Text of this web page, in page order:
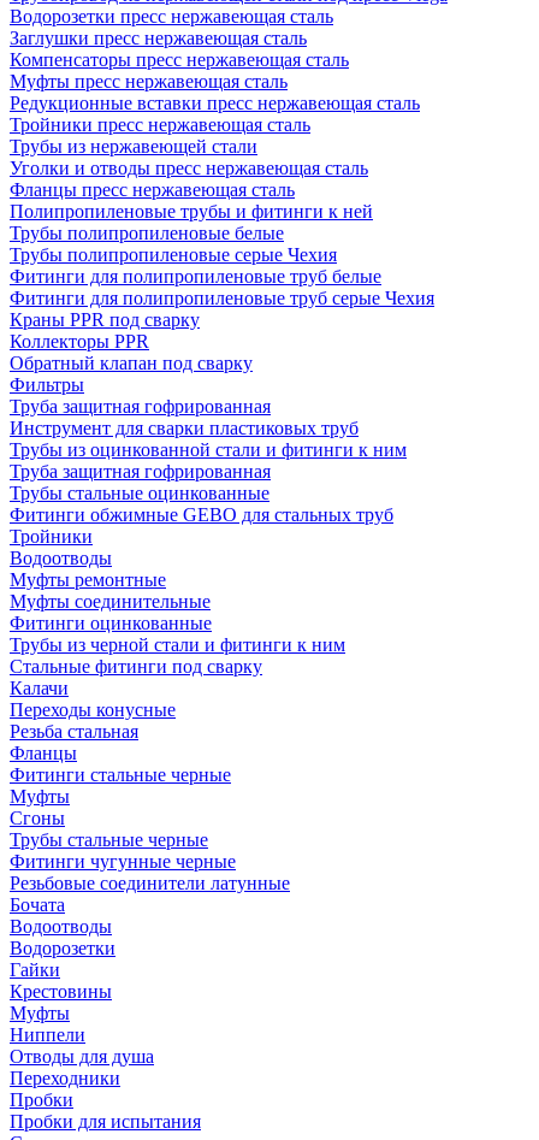
Водорозетки пресс нержавеющая сталь
Заглушки пресс нержавеющая сталь
Компенсаторы пресс нержавеющая сталь
Муфты пресс нержавеющая сталь
Редукционные вставки пресс нержавеющая сталь
Тройники пресс нержавеющая сталь
Трубы из нержавеющей стали
Уголки и отводы пресс нержавеющая сталь
Фланцы пресс нержавеющая сталь
Полипропиленовые трубы и фитинги к ней
Трубы полипропиленовые белые
Трубы полипропиленовые серые Чехия
Фитинги для полипропиленовые труб белые
Фитинги для полипропиленовые труб серые Чехия
Краны PPR под сварку
Коллекторы PPR
Обратный клапан под сварку
Фильтры
Труба защитная гофрированная
Инструмент для сварки пластиковых труб
Трубы из оцинкованной стали и фитинги к ним
Труба защитная гофрированная
Трубы стальные оцинкованные
Фитинги обжимные GEBO для стальных труб
Тройники
Водоотводы
Муфты ремонтные
Муфты соединительные
Фитинги оцинкованные
Трубы из черной стали и фитинги к ним
Стальные фитинги под сварку
Калачи
Переходы конусные
Резьба стальная
Фланцы
Фитинги стальные черные
Муфты
Сгоны
Трубы стальные черные
Фитинги чугунные черные
Резьбовые соединители латунные
Бочата
Водоотводы
Водорозетки
Гайки
Крестовины
Муфты
Ниппели
Отводы для душа
Переходники
Пробки
Пробки для испытания